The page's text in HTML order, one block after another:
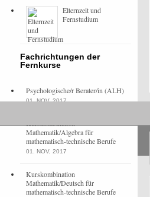
Elternzeit und
Fernstudium
Fachrichtungen der
Fernkurse
Psychologische/r Berater/in (ALH)
01. NOV, 2017
Kurskombination
Mathematik/Algebra für
mathematisch-technische Berufe
01. NOV, 2017
Kurskombination
Mathematik/Deutsch für
mathematisch-technische Berufe